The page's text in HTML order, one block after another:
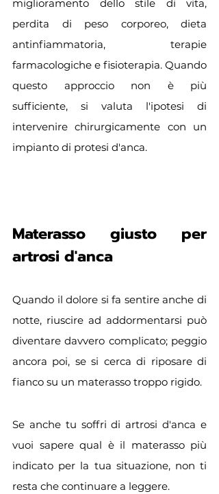
miglioramento dello stile di vita,
perdita di peso corporeo, dieta
antinfiammatoria, terapie
farmacologiche e fisioterapia. Quando
questo approccio non è più
sufficiente, si valuta l'ipotesi di
intervenire chirurgicamente con un
impianto di protesi d'anca.
Materasso giusto per
artrosi d'anca
Quando il dolore si fa sentire anche di
notte, riuscire ad addormentarsi può
diventare davvero complicato; peggio
ancora poi, se si cerca di riposare di
fianco su un materasso troppo rigido.
Se anche tu soffri di artrosi d'anca e
vuoi sapere qual è il materasso più
indicato per la tua situazione, non ti
resta che continuare a leggere.